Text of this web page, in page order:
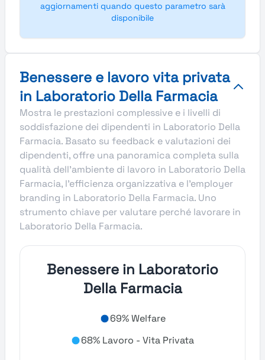
aggiornamenti quando questo parametro sarà
disponibile
Benessere e lavoro vita privata
in Laboratorio Della Farmacia
Mostra le prestazioni complessive e i livelli di
soddisfazione dei dipendenti in Laboratorio Della
Farmacia. Basato su feedback e valutazioni dei
dipendenti, offre una panoramica completa sulla
qualità dell’ambiente di lavoro in Laboratorio Della
Farmacia, l’efficienza organizzativa e l’employer
branding in Laboratorio Della Farmacia. Uno
strumento chiave per valutare perché lavorare in
Laboratorio Della Farmacia.
Benessere in Laboratorio
Della Farmacia
69% Welfare
68% Lavoro - Vita Privata